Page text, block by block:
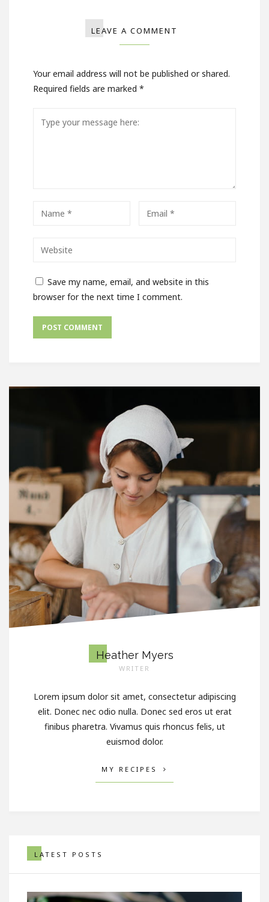
LEAVE A COMMENT
Your email address will not be published or shared.
Required fields are marked *
Save my name, email, and website in this
browser for the next time I comment.
Heather Myers
WRITER
Lorem ipsum dolor sit amet, consectetur adipiscing
elit. Donec nec odio nulla. Donec sed eros ut erat
finibus pharetra. Vivamus quis rhoncus felis, ut
euismod dolor.
MY RECIPES
LATEST POSTS